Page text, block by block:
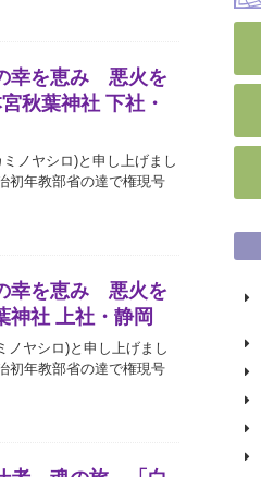
幸を恵み 悪火を
葉神社 下社・
ノヤシロ)と申し上げまし
初年教部省の達で権現号
幸を恵み 悪火を
社 上社・静岡
ノヤシロ)と申し上げまし
初年教部省の達で権現号